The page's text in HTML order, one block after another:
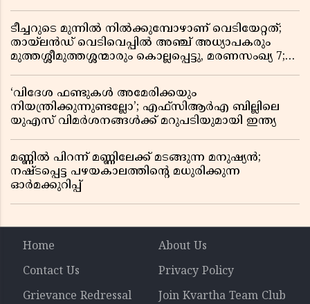
ടീച്ചറുടെ മുന്നിൽ നിൽക്കുമ്പോഴാണ് വെടിയേറ്റത്;
തായ്‌ലൻഡ് വെടിവെപ്പിൽ അഞ്ച് അധ്യാപകരും
മുത്തശ്ശീമുത്തശ്ശന്മാരും കൊല്ലപ്പെട്ടു, മരണസംഖ്യ 7;
‘വിദേശ ഫണ്ടുകൾ അമേരിക്കയും
നിയന്ത്രിക്കുന്നുണ്ടല്ലോ’; എഫ്സിആർഎ ബില്ലിലെ
യുഎസ് വിമർശനങ്ങൾക്ക് മറുപടിയുമായി ഇന്ത്യ
മണ്ണിൽ പിറന്ന് മണ്ണിലേക്ക് മടങ്ങുന്ന മനുഷ്യൻ;
നഷ്ടപ്പെട്ട പഴയകാലത്തിൻ്റെ മധുരിക്കുന്ന
ഓർമക്കുറിപ്പ്
Home
About Us
Contact Us
Privacy Policy
Grievance Redressal
Join Kvartha Team Club